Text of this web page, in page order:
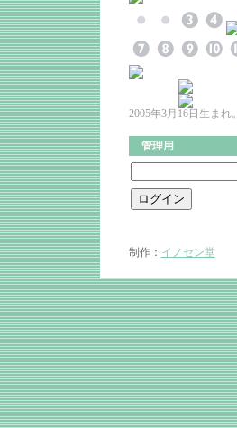
2005年3月16日生まれ。
管理用
制作： イノセン堂